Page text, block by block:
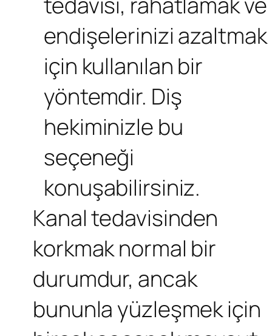
endişelerinizi azaltmak
için kullanılan bir
yöntemdir. Diş
hekiminizle bu
seçeneği
konuşabilirsiniz.
Kanal tedavisinden
korkmak normal bir
durumdur, ancak
bununla yüzleşmek için